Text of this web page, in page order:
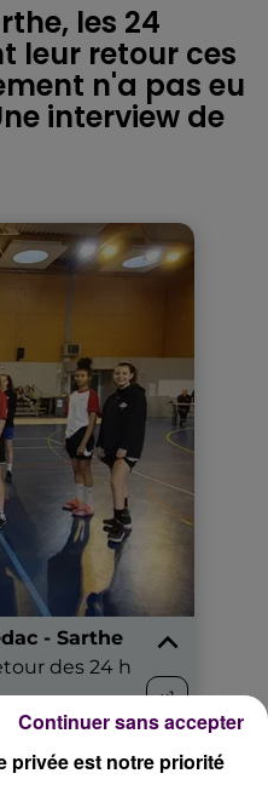
les 24
leur retour ces
n'a pas eu
interview de
privée est notre priorité
Continuer sans accepter